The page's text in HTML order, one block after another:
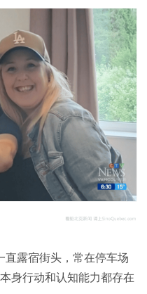
露宿街头，常在停车场
身行动和认知能力都存在